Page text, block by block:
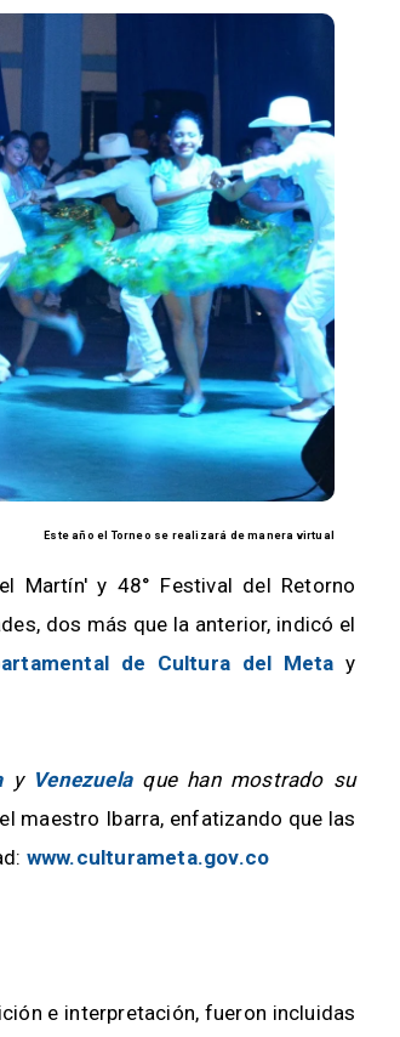
Este año el Torneo se realizará de manera virtual
Martín' y 48° Festival del Retorno
dos más que la anterior, indicó el
de Cultura del Meta y
y Venezuelaque han mostrado su
maestro Ibarra, enfatizando que las
www.culturameta.gov.co
e interpretación, fueron incluidas